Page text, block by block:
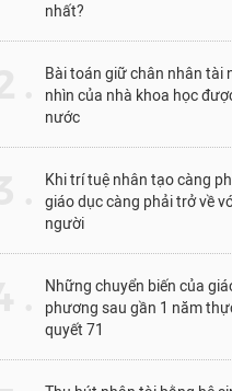
nhất?
Bài toán giữ chân nhân tài
nhìn của nhà khoa học
nước
Khi trí tuệ nhân tạo càng
giáo dục càng phải trở về
người
Những chuyển biến của
phương sau gần 1 năm
quyết 71